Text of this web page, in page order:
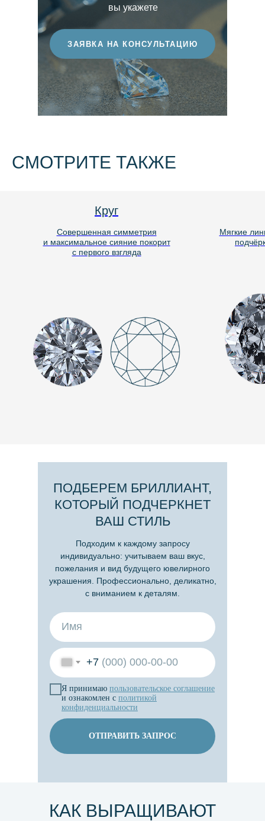
ЗАЯВКА НА КОНСУЛЬТАЦИЮ
вы укажете
СМОТРИТЕ ТАКЖЕ
Круг
Совершенная симметрия
и максимальное сияние покорит
с первого взгляда
Мягкие
Подходим к каждому запросу
индивидуально: учитываем ваш вкус,
пожелания и вид будущего ювелирного
украшения. Профессионально, деликатно,
с вниманием к деталям.
ПОДБЕРЕМ БРИЛЛИАНТ,
КОТОРЫЙ ПОДЧЕРКНЕТ
ВАШ СТИЛЬ
+7
Я принимаю пользовательское соглашение
и ознакомлен с политикой
конфиденциальности
ОТПРАВИТЬ ЗАПРОС
КАК ВЫРАЩИВАЮТ